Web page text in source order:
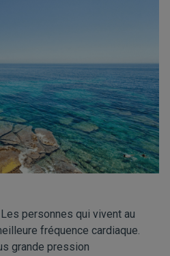
Les personnes qui vivent au
fréquence cardiaque.
grande pression